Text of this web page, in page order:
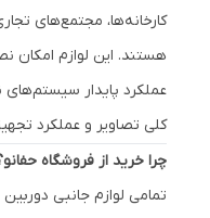
کارخانه‌ها، مجتمع‌های
هستند. این لوازم امکان
عملکرد پایدار سیستم‌های
کلی تصاویر و عملکرد
چرا خرید از فروشگاه
تمامی لوازم جانبی